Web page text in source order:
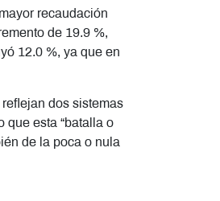
recaudación
de 19.9 %,
12.0 %, ya que en
dos sistemas
que esta “batalla o
de la poca o nula